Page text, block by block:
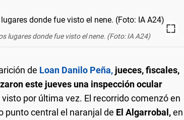
lugares donde fue visto el nene. (Foto: IA A24)
de Loan Danilo Peña, jueces, fiscales,
este jueves una inspección ocular
por última vez. El recorrido comenzó en
punto central el naranjal de El Algarrobal,en